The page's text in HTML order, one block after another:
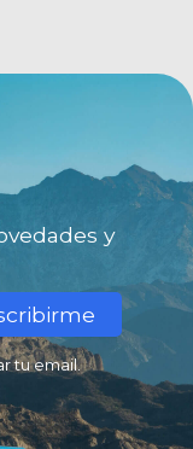
y
tu email.